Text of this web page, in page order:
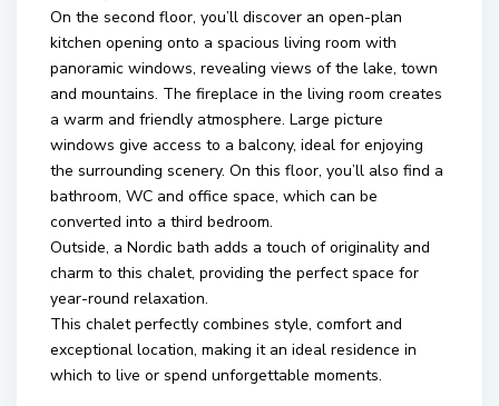
On the second floor, you’ll discover an open-plan
kitchen opening onto a spacious living room with
panoramic windows, revealing views of the lake, town
and mountains. The fireplace in the living room creates
a warm and friendly atmosphere. Large picture
windows give access to a balcony, ideal for enjoying
the surrounding scenery. On this floor, you’ll also find a
bathroom, WC and office space, which can be
converted into a third bedroom.
Outside, a Nordic bath adds a touch of originality and
charm to this chalet, providing the perfect space for
year-round relaxation.
This chalet perfectly combines style, comfort and
exceptional location, making it an ideal residence in
which to live or spend unforgettable moments.